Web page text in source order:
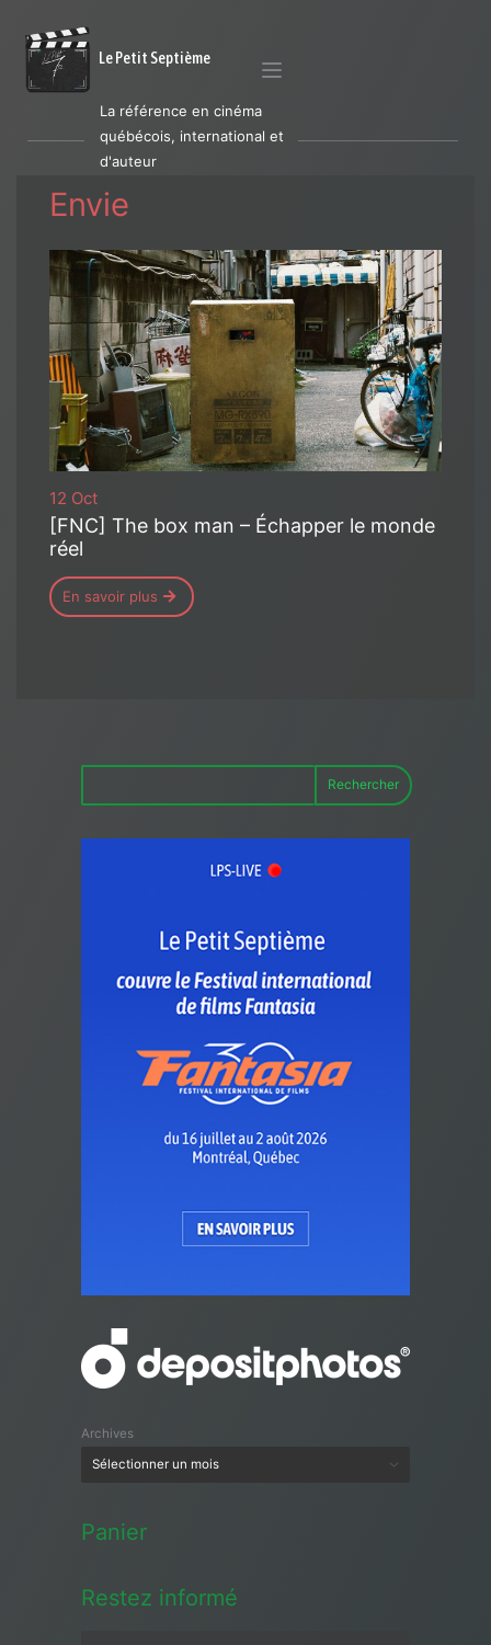
Le Petit Septième
La référence en cinéma
québécois, international et
d'auteur
Envie
12 Oct
[FNC] The box man – Échapper le monde
réel
En savoir plus
Rechercher
Archives
Panier
Restez informé